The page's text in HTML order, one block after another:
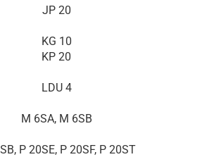
JP 20
KG 10
KP 20
LDU 4
M 6SA, M 6SB
P 20SE, P 20SF, P 20ST